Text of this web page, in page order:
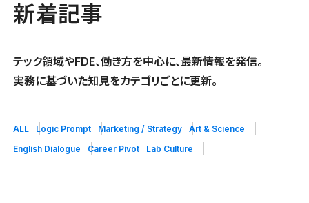
新着記事
テック領域やFDE、働き方を中心に、最新情報を発信。
実務に基づいた知見をカテゴリごとに更新。
ALL Logic Prompt Marketing / Strategy
Art & Science
English Dialogue
Career Pivot Lab Culture